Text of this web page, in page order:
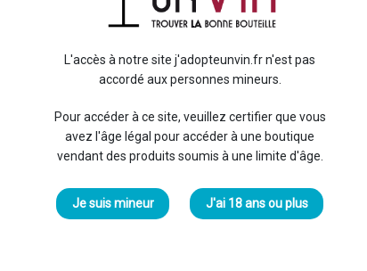
L'accès à notre site j'adopteunvin.fr n'est pas
accordé aux personnes mineurs.
Pour accéder à ce site, veuillez certifier que vous
avez l'âge légal pour accéder à une boutique
vendant des produits soumis à une limite d'âge.
Je suis mineur J'ai 18 ans ou plus